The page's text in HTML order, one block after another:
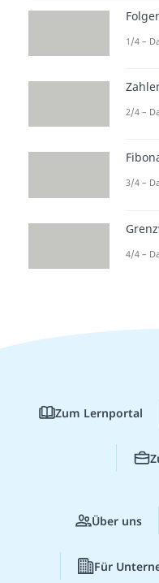
1/4 –
2/4 –
3/4 –
4/4 –
Zum Lernportal
Über uns
Für